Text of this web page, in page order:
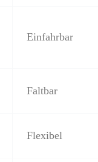
Einfahrbar
Faltbar
Flexibel